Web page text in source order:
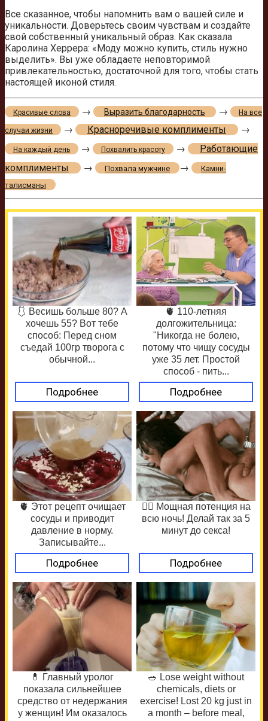
Все сказанное, чтобы напомнить вам о вашей силе и
уникальности. Доверьтесь своим чувствам и создайте
свой собственный уникальный образ. Как сказала
Каролина Херрера: «Моду можно купить, стиль нужно
выделить». Вы уже обладаете неповторимой
привлекательностью, достаточной для того, чтобы стать
настоящей иконой стиля.
Красивые слова → Выразить благодарность → На все
случаи жизни → Красноречивые комплименты →
На каждый день → Похвалить красоту →
Работающие
комплименты
→ Похвала мужчине →
Камни-
талисманы
🩱 Весишь больше 80? А
хочешь 55? Вот тебе
способ: Перед сном
съедай 100гр творога с
обычной...
Подробнее
🫀 110-летняя
долгожительница:
"Никогда не болею,
потому что чищу сосуды
уже 35 лет. Простой
способ - пить...
Подробнее
🫀 Этот рецепт очищает
сосуды и приводит
давление в норму.
Записывайте...
Подробнее
❤️‍🔥 Мощная потенция на
всю ночь! Делай так за 5
минут до секса!
Подробнее
💊 Главный уролог
показала сильнейшее
средство от недержания
у женщин! Им оказалось
🥗 Lose weight without
chemicals, diets or
exercise! Lost 20 kg just in
a month – before meal,